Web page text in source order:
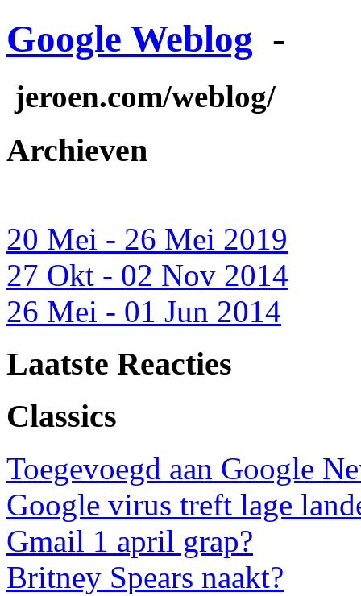
Google Weblog -
jeroen.com/weblog/
Archieven
20 Mei - 26 Mei 2019
27 Okt - 02 Nov 2014
26 Mei - 01 Jun 2014
Laatste Reacties
Classics
Toegevoegd aan Google
Google virus treft lage
Gmail 1 april grap?
Britney Spears naakt?